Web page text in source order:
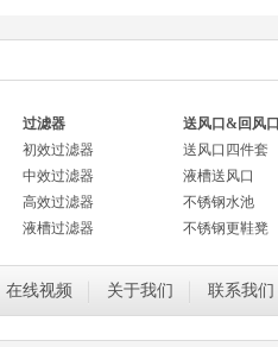
过滤器
初效过滤器
中效过滤器
高效过滤器
液槽过滤器
送风口&回风口
送风口四件套
液槽送风口
不锈钢水池
不锈钢更鞋凳
在线视频 关于我们 联系我们